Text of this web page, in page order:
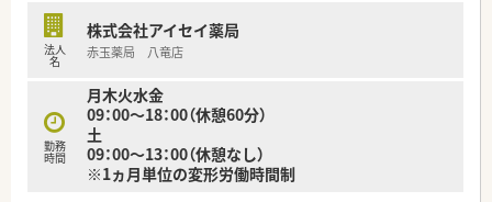
法人
名
株式会社アイセイ薬局
赤玉薬局 八竜店
勤務
時間
月木火水金
09：00～18：00（休憩60分）
土
09：00～13：00（休憩なし）
※1ヵ月単位の変形労働時間制